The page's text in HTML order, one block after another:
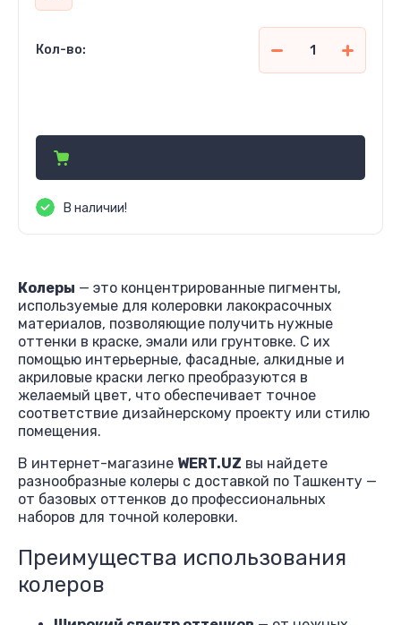
Кол-во:
В наличии!
Колеры — это концентрированные пигменты,
используемые для колеровки лакокрасочных
материалов, позволяющие получить нужные
оттенки в краске, эмали или грунтовке. С их
помощью интерьерные, фасадные, алкидные и
акриловые краски легко преобразуются в
желаемый цвет, что обеспечивает точное
соответствие дизайнерскому проекту или стилю
помещения.
В интернет-магазине WERT.UZ вы найдете
разнообразные колеры с доставкой по Ташкенту —
от базовых оттенков до профессиональных
наборов для точной колеровки.
Преимущества использования
колеров